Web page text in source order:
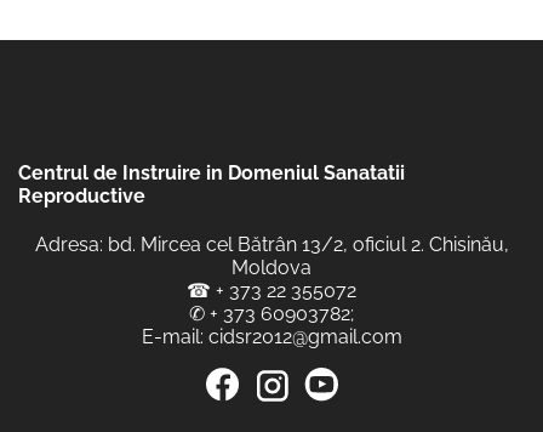
Centrul de Instruire in Domeniul Sanatatii
Reproductive
Adresa: bd. Mircea cel Bătrân 13/2, oficiul 2. Chisinău,
Moldova
☎ + 373 22 355072
✆ + 373 60903782;
E-mail: cidsr2012@gmail.com